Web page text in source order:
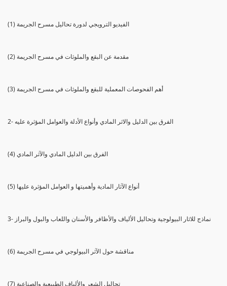
(1) الفيديو الترويجي لدورة تحاليل مسرح الجريمة
(2) مقدمة عن البقع والملوثات في مسرح الجريمة
(3) أهم الفحوصات المعملية للبقع والملوثات في مسرح الجريمة
2- الفرق بين الدليل والاثر المادي وأنواع الأدلة والعوامل المؤثرة عليه
(4) الفرق بين الدليل المادي والآثر المادي
(5) أنواع الآثار المادية وأهميتها و العوامل المؤثرة عليها
3- نماذج للاثار البيولوجية وتحاليل الألياف والأظافر والأسنان واللعاب والبول والبراز
(6) مناقشة حول الآثر البيولوجي في مسرح الجريمة
(7) تحاليل الشعر والألياف الطبيعية والصناعية